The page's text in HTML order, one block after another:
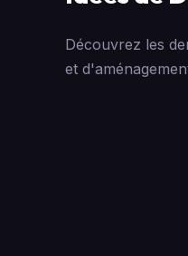
Découvrez les
et